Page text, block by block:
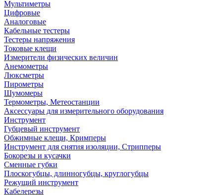
Мультиметры
Цифровые
Аналоговые
Кабельные тестеры
Тестеры напряжения
Токовые клещи
Измерители физических величин
Анемометры
Люксметры
Пирометры
Шумомеры
Термометры, Метеостанции
Аксессуары для измерительного оборудования
Инструмент
Губцевый инструмент
Обжимные клещи, Кримперы
Инструмент для снятия изоляции, Стрипперы
Бокорезы и кусачки
Сменные губки
Плоскогубцы, длинногубцы, круглогубцы
Режущий инструмент
Кабелерезы